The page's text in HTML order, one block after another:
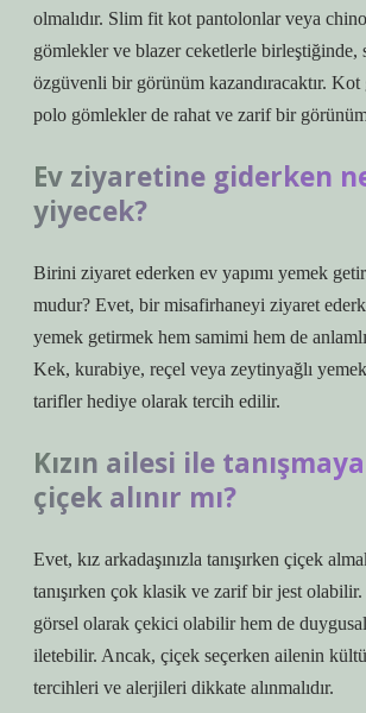
olmalıdır. Slim fit kot pantolonlar veya
gömlekler ve blazer ceketlerle birleştiğinde,
özgüvenli bir görünüm kazandıracaktır.
polo gömlekler de rahat ve zarif bir
Ev ziyaretine giderken
yiyecek?
Birini ziyaret ederken ev yapımı yemek
mudur? Evet, bir misafirhaneyi ziyaret
yemek getirmek hem samimi hem de
Kek, kurabiye, reçel veya zeytinyağlı
tarifler hediye olarak tercih edilir.
Kızın ailesi ile
çiçek alınır mı?
Evet, kız arkadaşınızla tanışırken çiçek
tanışırken çok klasik ve zarif bir jest
görsel olarak çekici olabilir hem de
iletebilir. Ancak, çiçek seçerken ailenin
tercihleri ​​ve alerjileri dikkate alınmalıdır.